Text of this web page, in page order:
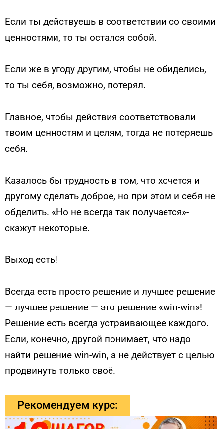
Если ты действуешь в соответствии со своими
ценностями, то ты остался собой.
Если же в угоду другим, чтобы не обиделись,
то ты себя, возможно, потерял.
Главное, чтобы действия соответствовали
твоим ценностям и целям, тогда не потеряешь
себя.
Казалось бы трудность в том, что хочется и
другому сделать доброе, но при этом и себя не
обделить. «Но не всегда так получается»-
скажут некоторые.
Выход есть!
Всегда есть просто решение и лучшее решение
— лучшее решение — это решение «win-win»!
Решение есть всегда устраивающее каждого.
Если, конечно, другой понимает, что надо
найти решение win-win, а не действует с целью
продвинуть только своё.
Рекомендуем курс: